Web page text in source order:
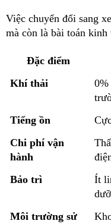
Việc chuyển đổi sang
mà còn là bài toán kinh
Đặc điểm
Khí thải
0%
Tiếng ồn
Chi phí vận
hành
Bảo trì
Ít
Môi trường sử